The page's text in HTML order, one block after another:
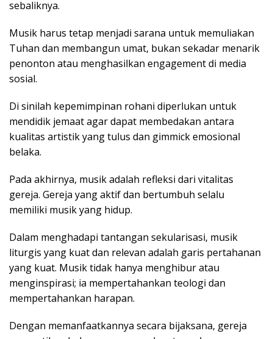
sebaliknya.
Musik harus tetap menjadi sarana untuk memuliakan
Tuhan dan membangun umat, bukan sekadar menarik
penonton atau menghasilkan engagement di media
sosial.
Di sinilah kepemimpinan rohani diperlukan untuk
mendidik jemaat agar dapat membedakan antara
kualitas artistik yang tulus dan gimmick emosional
belaka.
Pada akhirnya, musik adalah refleksi dari vitalitas
gereja. Gereja yang aktif dan bertumbuh selalu
memiliki musik yang hidup.
Dalam menghadapi tantangan sekularisasi, musik
liturgis yang kuat dan relevan adalah garis pertahanan
yang kuat. Musik tidak hanya menghibur atau
menginspirasi; ia mempertahankan teologi dan
mempertahankan harapan.
Dengan memanfaatkannya secara bijaksana, gereja